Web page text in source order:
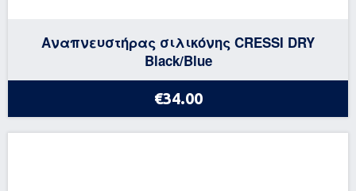
Αναπνευστήρας σιλικόνης CRESSI DRY
Black/Blue
€34.00